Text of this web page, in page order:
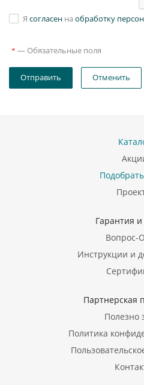
Я согласен на обработку
* — Обязательные поля
Отправить Отменить
Гарантия
Вопрос-
Инструкции и
Партнерская
Полезно
Политика